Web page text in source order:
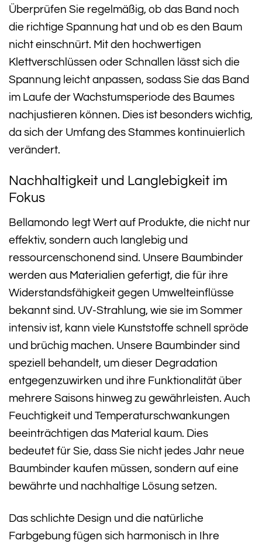
Überprüfen Sie regelmäßig, ob das Band noch
die richtige Spannung hat und ob es den Baum
nicht einschnürt. Mit den hochwertigen
Klettverschlüssen oder Schnallen lässt sich die
Spannung leicht anpassen, sodass Sie das Band
im Laufe der Wachstumsperiode des Baumes
nachjustieren können. Dies ist besonders wichtig,
da sich der Umfang des Stammes kontinuierlich
verändert.
Nachhaltigkeit und Langlebigkeit im
Fokus
Bellamondo legt Wert auf Produkte, die nicht nur
effektiv, sondern auch langlebig und
ressourcenschonend sind. Unsere Baumbinder
werden aus Materialien gefertigt, die für ihre
Widerstandsfähigkeit gegen Umwelteinflüsse
bekannt sind. UV-Strahlung, wie sie im Sommer
intensiv ist, kann viele Kunststoffe schnell spröde
und brüchig machen. Unsere Baumbinder sind
speziell behandelt, um dieser Degradation
entgegenzuwirken und ihre Funktionalität über
mehrere Saisons hinweg zu gewährleisten. Auch
Feuchtigkeit und Temperaturschwankungen
beeinträchtigen das Material kaum. Dies
bedeutet für Sie, dass Sie nicht jedes Jahr neue
Baumbinder kaufen müssen, sondern auf eine
bewährte und nachhaltige Lösung setzen.
Das schlichte Design und die natürliche
Farbgebung fügen sich harmonisch in Ihre